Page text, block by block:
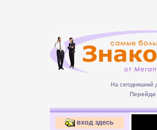
На сегодняшний
Перейди
вход здесь